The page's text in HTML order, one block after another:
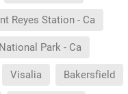
Reyes Station - Ca
Park - Ca
Visalia Bakersfield